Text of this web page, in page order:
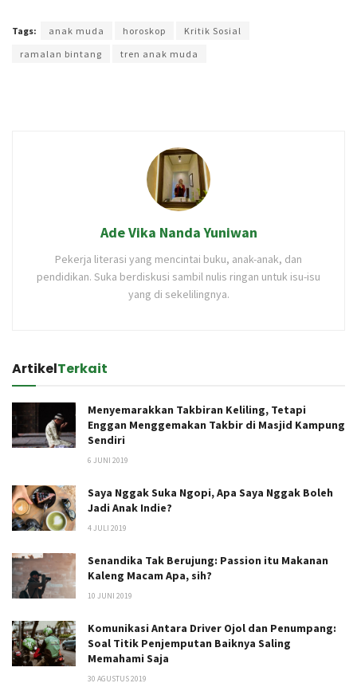
Tags: anak muda horoskop
Kritik Sosial
ramalan bintang
tren anak muda
Ade Vika Nanda Yuniwan
Pekerja literasi yang mencintai buku, anak-anak, dan
pendidikan. Suka berdiskusi sambil nulis ringan untuk isu-isu
yang di sekelilingnya.
ArtikelTerkait
Menyemarakkan Takbiran Keliling, Tetapi
Enggan Menggemakan Takbir di Masjid Kampung
Sendiri
6 JUNI 2019
Saya Nggak Suka Ngopi, Apa Saya Nggak Boleh
Jadi Anak Indie?
4 JULI 2019
Senandika Tak Berujung: Passion itu Makanan
Kaleng Macam Apa, sih?
10 JUNI 2019
Komunikasi Antara Driver Ojol dan Penumpang:
Soal Titik Penjemputan Baiknya Saling
Memahami Saja
30 AGUSTUS 2019